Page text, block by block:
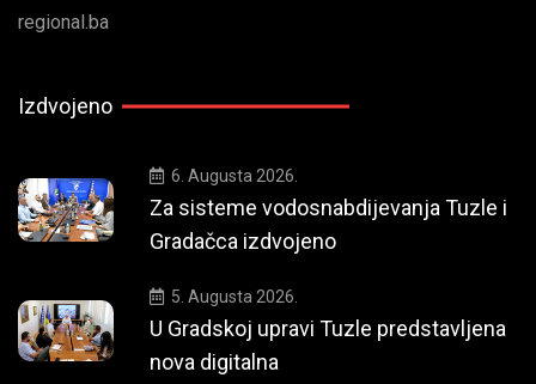
regional.ba
Izdvojeno
6. Augusta 2026.
Za sisteme vodosnabdijevanja Tuzle i
Gradačca izdvojeno
5. Augusta 2026.
U Gradskoj upravi Tuzle predstavljena
nova digitalna